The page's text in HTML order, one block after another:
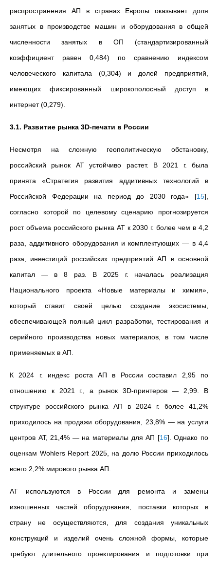
распространения АП в странах Европы оказывает доля
занятых в производстве машин и оборудования в общей
численности занятых в ОП (стандартизированный
коэффициент равен 0,484) по сравнению индексом
человеческого капитала (0,304) и долей предприятий,
имеющих фиксированный широкополосный доступ в
интернет (0,279).
3.1. Развитие рынка 3D-печати в России
Несмотря на сложную геополитическую обстановку,
российский рынок АТ устойчиво растет. В 2021 г. была
принята «Стратегия развития аддитивных технологий в
Российской Федерации на период до 2030 года» [15],
согласно которой по целевому сценарию прогнозируется
рост объема российского рынка АТ к 2030 г. более чем в 4,2
раза, аддитивного оборудования и комплектующих — в 4,4
раза, инвестиций российских предприятий АП в основной
капитал — в 8 раз. В 2025 г. началась реализация
Национального проекта «Новые материалы и химия»,
который ставит своей целью создание экосистемы,
обеспечивающей полный цикл разработки, тестирования и
серийного производства новых материалов, в том числе
применяемых в АП.
К 2024 г. индекс роста АП в России составил 2,95 по
отношению к 2021 г., а рынок 3D-принтеров — 2,99. В
структуре российского рынка АП в 2024 г. более 41,2%
приходилось на продажи оборудования, 23,8% — на услуги
центров АТ, 21,4% — на материалы для АП [16]. Однако по
оценкам Wohlers Report 2025, на долю России приходилось
всего 2,2% мирового рынка АП.
АТ используются в России для ремонта и замены
изношенных частей оборудования, поставки которых в
страну не осуществляются, для создания уникальных
конструкций и изделий очень сложной формы, которые
требуют длительного проектирования и подготовки при